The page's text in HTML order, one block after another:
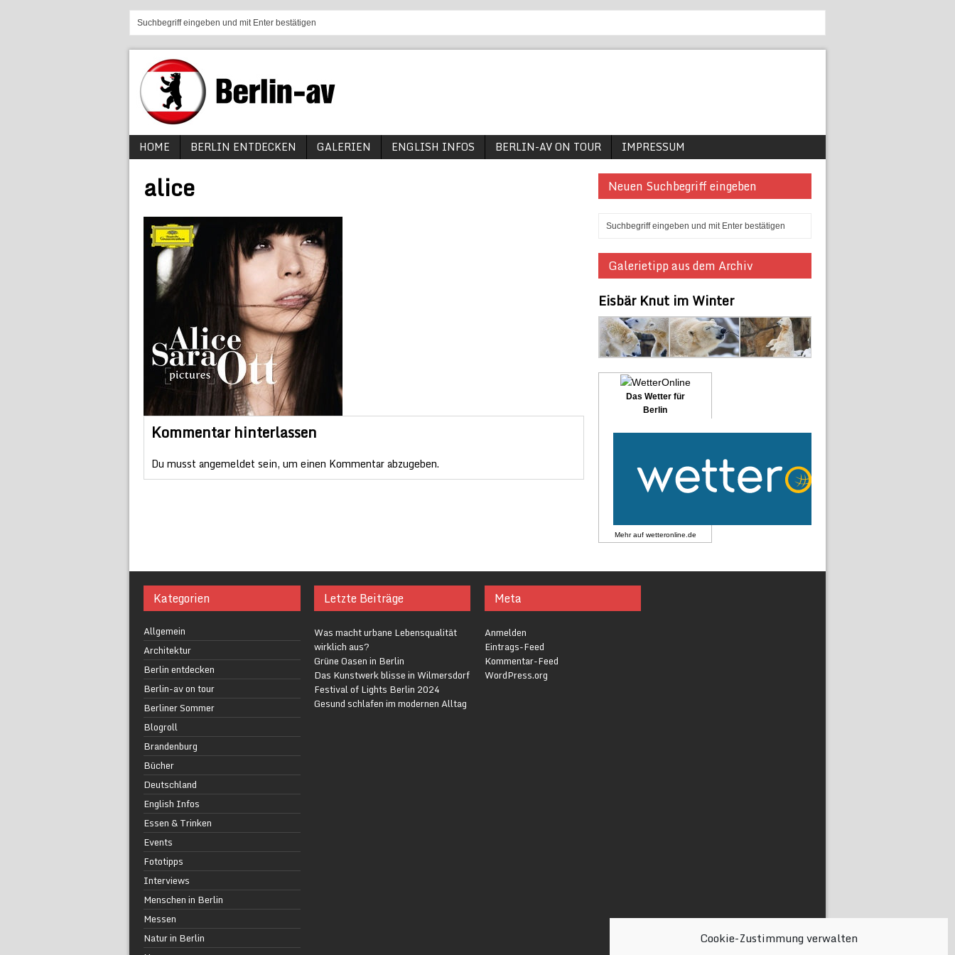
Cookie-Zustimmung verwalten
HOME BERLIN ENTDECKEN GALERIEN ENGLISH INFOS BERLIN-AV ON TOUR IMPRESSUM
alice
Kommentar hinterlassen
Du musst angemeldet sein, um einen Kommentar abzugeben.
Neuen Suchbegriff eingeben
Galerietipp aus dem Archiv
Eisbär Knut im Winter
Das Wetter für
Berlin
Mehr auf wetteronline.de
Kategorien
Allgemein
Architektur
Berlin entdecken
Berlin-av on tour
Berliner Sommer
Blogroll
Brandenburg
Bücher
Deutschland
English Infos
Essen & Trinken
Events
Fototipps
Interviews
Menschen in Berlin
Messen
Natur in Berlin
Letzte Beiträge
Was macht urbane Lebensqualität
wirklich aus?
Grüne Oasen in Berlin
Das Kunstwerk blisse in Wilmersdorf
Festival of Lights Berlin 2024
Gesund schlafen im modernen Alltag
Meta
Anmelden
Eintrags-Feed
Kommentar-Feed
WordPress.org